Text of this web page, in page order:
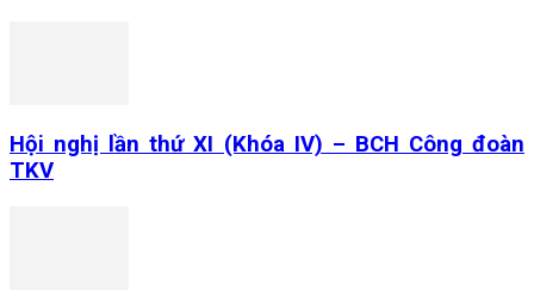
Hội nghị lần thứ XI (Khóa IV) – BCH Công đoàn
TKV